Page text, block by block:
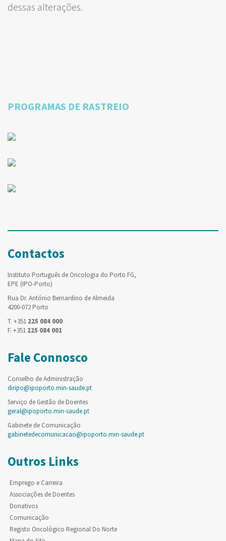
dessas alterações.
PROGRAMAS DE RASTREIO
Contactos
Instituto Português de Oncologia do Porto FG,
EPE (IPO-Porto)
Rua Dr. António Bernardino de Almeida
4200-072 Porto
T. +351 225 084 000
F. +351 225 084 001
Fale Connosco
Conselho de Administração
diripo@ipoporto.min-saude.pt
Serviço de Gestão de Doentes
geral@ipoporto.min-saude.pt
Gabinete de Comunicação
gabinetedecomunicacao@ipoporto.min-saude.pt
Outros Links
Emprego e Carreira
Associações de Doentes
Donativos
Comunicação
Registo Oncológico Regional Do Norte